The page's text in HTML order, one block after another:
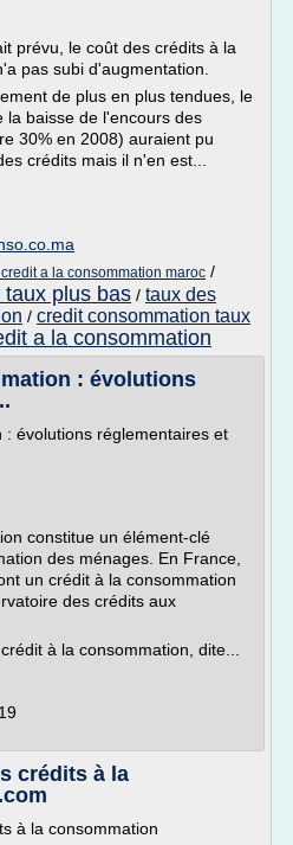
prévu, le coût des crédits à la
pas subi d'augmentation.
de plus en plus tendues, le
la baisse de l'encours des
30% en 2008) auraient pu
crédits mais il n'en est...
a la consommation maroc /
plus bas / taux des
/ credit consommation taux
a la consommation
: évolutions
évolutions réglementaires et
constitue un élément-clé
des ménages. En France,
un crédit à la consommation
des crédits aux
à la consommation, dite...
crédits à la
à la consommation